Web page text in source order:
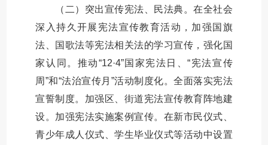
（二）突出宣传宪法、民法典。在全社会
深入持久开展宪法宣传教育活动，加强国旗
法、国歌法等宪法相关法的学习宣传，强化国
家认同。推动“12·4”国家宪法日、“宪法宣传
周”和“法治宣传月”活动制度化。全面落实宪法
宣誓制度。加强区、街道宪法宣传教育阵地建
设。加强宪法实施案例宣传。在新市民仪式、
青少年成人仪式、学生毕业仪式等活动中设置